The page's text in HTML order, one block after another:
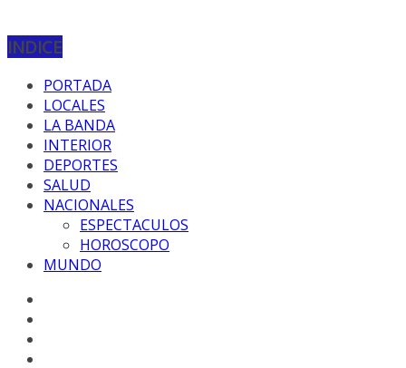
INDICE
PORTADA
LOCALES
LA BANDA
INTERIOR
DEPORTES
SALUD
NACIONALES
ESPECTACULOS
HOROSCOPO
MUNDO